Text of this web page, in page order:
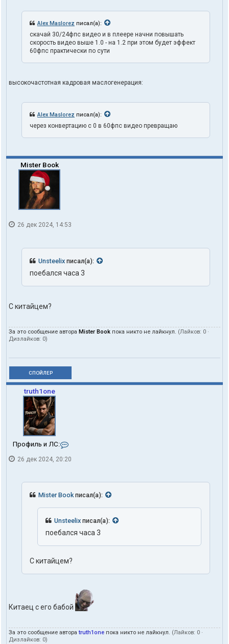
Alex Maslorez писал(а):
скачай 30/24фпс видео и в плеере начни повышать
скорость видео выше 1.0 - на 1.2 при этом будет эффект
60фпс практически по сути
высокочастотная кадровая маслогенерация:
Alex Maslorez писал(а):
через конвертацию с 0 в 60фпс видео превращаю
Mister Book
26 дек 2024, 14:53
Unsteelix писал(а):
поебался часа 3
С китайцем?
За это сообщение автора Mister Book пока никто не лайкнул. (Лайков: 0 ·
Дизлайков: 0)
СПОЙЛЕР
truth1one
Профиль и ЛС:
н
к
т
п
ь
в
т
t
t
26 дек 2024, 20:20
Mister Bookписал(а):
Unsteelix писал(а):
поебался часа 3
С китайцем?
Китаец с его бабой
За это сообщение автораtruth1one пока никто не лайкнул. (Лайков: 0 ·
Дизлайков: 0)